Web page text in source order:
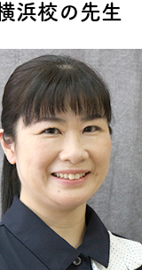
浜校の先生